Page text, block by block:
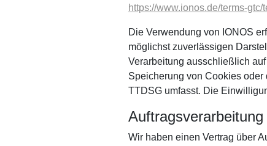
https://www.ionos.de/terms-gtc/
Die Verwendung von IONOS
möglichst zuverlässigen
Verarbeitung ausschließlich
Speicherung von Cookies
TTDSG umfasst. Die
Auftragsverarbeitung
Wir haben einen Vertrag über